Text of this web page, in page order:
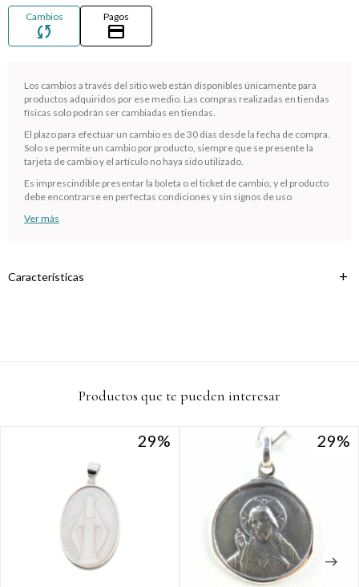
Cambios
sync
Pagos
credit_card
Los cambios a través del sitio web están disponibles únicamente para
productos adquiridos por ese medio. Las compras realizadas en tiendas
físicas solo podrán ser cambiadas en tiendas.
El plazo para efectuar un cambio es de 30 días desde la fecha de compra.
Solo se permite un cambio por producto, siempre que se presente la
tarjeta de cambio y el artículo no haya sido utilizado.
Es imprescindible presentar la boleta o el ticket de cambio, y el producto
debe encontrarse en perfectas condiciones y sin signos de uso
Ver más
Características
Productos que te pueden interesar
29
29 29
29
Comprá ahora y Pagá
Después, hasta en 12
cuotas y sin tocar tu
tarjeta de crédito
Comprá en 3 cuotas sin recargo o hasta en 12
cuotas * ¡Solo con tu cédula!
Verifica si estás calificado para comprar con Pago
Después:
Estás calificado para comprar usando Pago
Después.
Ups!
inconveniente, por cualquier duda contactanos
¡Algo salió mal!